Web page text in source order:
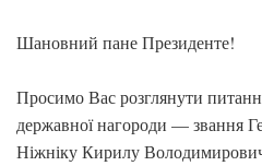
Шановний пане Президенте!
Просимо Вас розглянути
державної нагороди — звання
Ніжніку Кирилу